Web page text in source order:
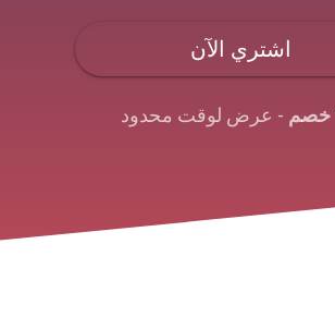
اشتري الآن
- عرض لوقت محدود